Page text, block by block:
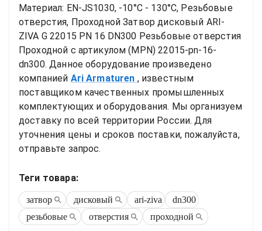
Материал: EN-JS1030, -10°C - 130°C, Резьбовые
отверстия, Проходной Затвор дисковый ARI-
ZIVA G 22015 PN 16 DN300 Резьбовые отверстия
Проходной с артикулом (MPN) 22015-pn-16-
dn300. Данное оборудование произведено
компанией Ari Armaturen , известным
поставщиком качественных промышленных
комплектующих и оборудования. Мы организуем
доставку по всей территории России. Для
уточнения цены и сроков поставки, пожалуйста,
отправьте запрос.
Теги товара:
затвор дисковый ari-ziva
dn300
резьбовые
отверстия проходной